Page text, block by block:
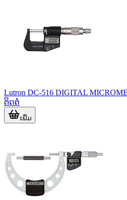
Lutron DC-516 DIGITAL
ຕິດຕໍ່
ເພີ່ມ